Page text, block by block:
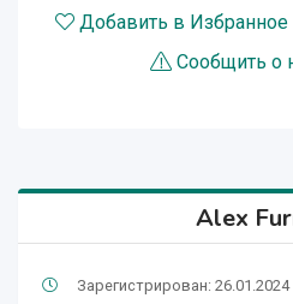
Добавить в Избранное
Сообщить о
Alex
Зарегистрирован: 26.01.2024